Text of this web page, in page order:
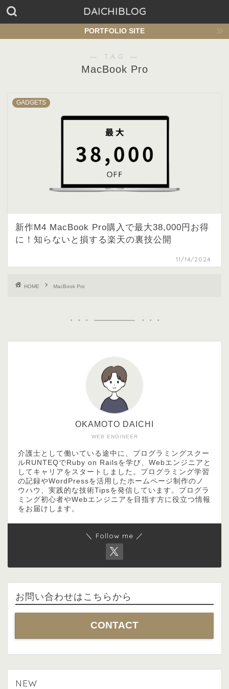
DAICHIBLOG
PORTFOLIO SITE
― TAG ―
MacBook Pro
GADGETS
新作M4 MacBook Pro購入で最大38,000円お得
に！知らないと損する楽天の裏技公開
11/14/2024
HOME MacBook Pro
WEB ENGINEER
OKAMOTO DAICHI
介護士として働いている途中に、プログラミングスクー
ルRUNTEQでRuby on Railsを学び、Webエンジニアと
してキャリアをスタートしました。プログラミング学習
の記録やWordPressを活用したホームページ制作のノ
ウハウ、実践的な技術Tipsを発信しています。プログラ
ミング初心者やWebエンジニアを目指す方に役立つ情報
をお届けします。
＼ Follow me ／
お問い合わせはこちらから
CONTACT
NEW
HOME